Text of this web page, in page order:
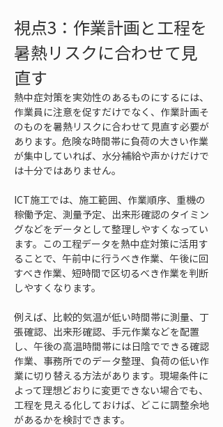
視点3：作業計画と工程を
暑熱リスクに合わせて見
直す
熱中症対策を実効性のあるものにするには、
作業員に注意を促すだけでなく、作業計画そ
のものを暑熱リスクに合わせて見直す必要が
あります。危険な時間帯に負荷の大きい作業
が集中していれば、水分補給や声かけだけで
は十分ではありません。
ICT施工では、施工範囲、作業順序、重機の
稼働予定、測量予定、出来形確認のタイミン
グなどをデータとして整理しやすくなってい
ます。この工程データを熱中症対策に活用す
ることで、午前中に行うべき作業、午後に回
すべき作業、短時間で区切るべき作業を判断
しやすくなります。
例えば、比較的気温が低い時間帯に測量、丁
張確認、出来形確認、手元作業などを配置
し、午後の高温時間帯には日陰でできる確認
作業、事務所でのデータ整理、負荷の低い作
業に切り替える方法があります。現場条件に
よって理想どおりに変更できない場合でも、
工程を見える化しておけば、どこに調整余地
があるかを検討できます。